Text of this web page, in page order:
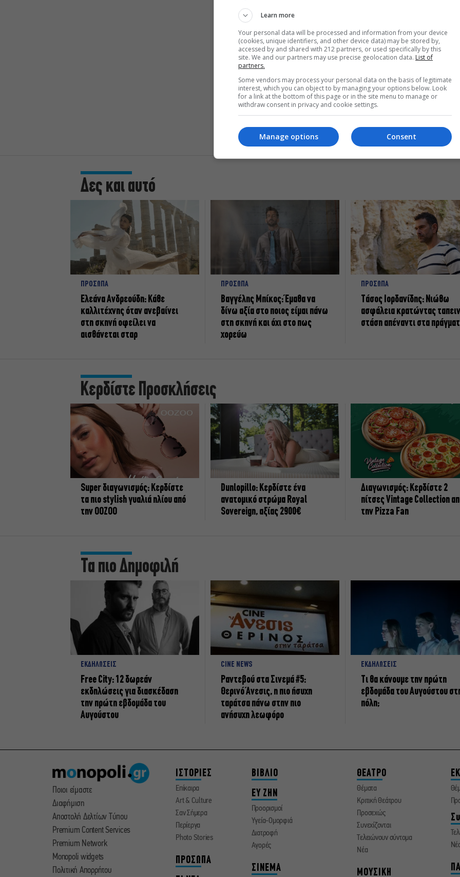
Δες και αυτό
ΠΡΟΣΩΠΑ
Ελεάνα Ανδρεούδη: Κάθε
καλλιτέχνης όταν ανεβαίνει
στη σκηνή οφείλει να
αισθάνεται σταρ
ΠΡΟΣΩΠΑ
Βαγγέλης Μπίκος: Έμαθα να
δίνω αξία στο ποιος είμαι πάνω
στη σκηνή και όχι στο πως
χορεύω
ΠΡΟΣΩΠΑ
Tάσος Ιορδανίδης: Νιώθω
ασφάλεια κρατώντας
στάση απέναντι στα
Κερδίστε Προσκλήσεις
Super διαγωνισμός: Κερδίστε
τα πιο stylish γυαλιά ηλίου από
την OOZOO
Dunlopillo: Κερδίστε ένα
ανατομικό στρώμα Royal
Sovereign, αξίας 2900€
Διαγωνισμός: Κερδίστε 2
πίτσες Vintage Collection
την Pizza Fan
Τα πιο Δημοφιλή
ΕΚΔΗΛΩΣΕΙΣ
Free City: 12 δωρεάν
εκδηλώσεις για διασκέδαση
την πρώτη εβδομάδα του
Αυγούστου
CINE NEWS
Ραντεβού στα Σινεμά #5:
Θερινό Άνεσις, η πιο ήσυχη
ταράτσα πάνω στην πιο
ανήσυχη λεωφόρο
ΕΚΔΗΛΩΣΕΙΣ
Τι θα κάνουμε την πρώτη
εβδομάδα του Αυγούστου
πόλη;
Ποιοι είμαστε
Διαφήμιση
Αποστολή Δελτίων Τύπου
Premium Content Services
Premium Network
Monopoli widgets
Πολιτική Απορρήτου
ΙΣΤΟΡΙΕΣ
Επίκαιρα
Art & Culture
Σαν Σήμερα
Περίεργα
Photo Stories
ΠΡΟΣΩΠΑ
ΒΙΒΛΙΟ
ΕΥ ΖΗΝ
Προορισμοί
Υγεία-Ομορφιά
Διατροφή
Αγορές
ΣΙΝΕΜΑ
ΘΕΑΤΡΟ
Θέματα
Κριτική Θεάτρου
Προσεχώς
Συνεχίζονται
Τελειώνουν σύντομα
Νέα
ΜΟΥΣΙΚΗ
Learn more
Your personal data will be processed and information from your device
(cookies, unique identifiers, and other device data) may be stored by,
accessed by and shared with 212 partners, or used specifically by this
site. We and our partners may use precise geolocation data. List of
partners.
Some vendors may process your personal data on the basis of legitimate
interest, which you can object to by managing your options below. Look
for a link at the bottom of this page or in the site menu to manage or
withdraw consent in privacy and cookie settings.
Consent
Manage options